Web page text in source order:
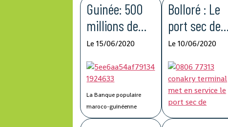
Guinée: 500
millions de
francs
guinéens du
Groupe BCP
pour lutter
contre la
Le 15/06/2020
La Banque populaire
maroco-guinéenne
(BPMG), une filiale de
Bolloré : Le
port sec de
Kagbelen pour
améliorer la
compétitivité
de la chaîne
logistique
Le 10/06/2020